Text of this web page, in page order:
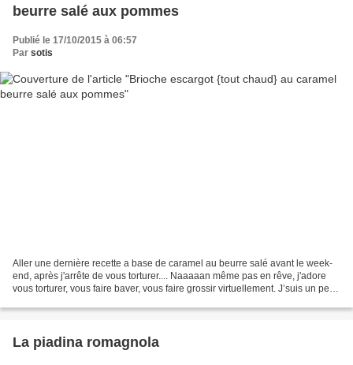
beurre salé aux pommes
Publié le 17/10/2015 à 06:57
Par sotis
Aller une dernière recette a base de caramel au beurre salé avant le week-
end, après j'arrête de vous torturer.... Naaaaan même pas en rêve, j'adore
vous torturer, vous faire baver, vous faire grossir virtuellement. J’suis un peu
La piadina romagnola